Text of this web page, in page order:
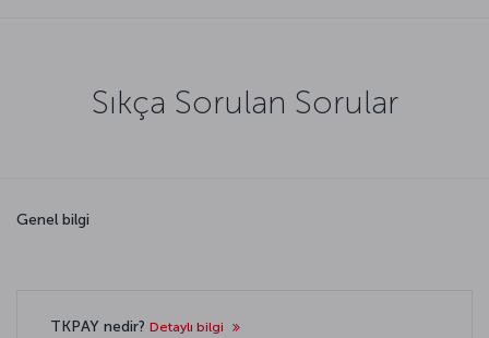
Sıkça Sorulan Sorular
Genel bilgi
TKPAY nedir? Detaylı bilgi